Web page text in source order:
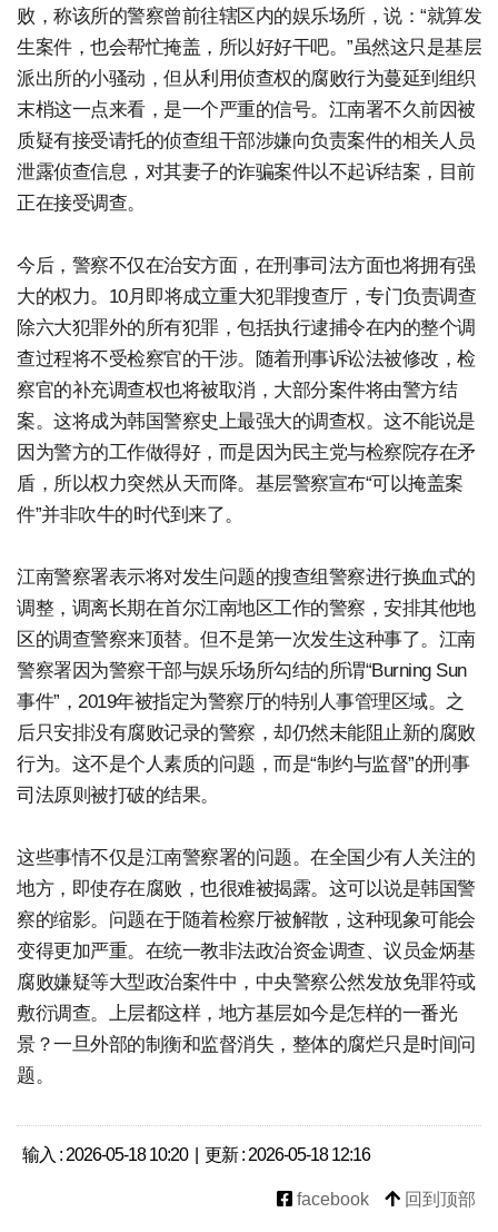
败，称该所的警察曾前往辖区内的娱乐场所，说：“就算发
生案件，也会帮忙掩盖，所以好好干吧。”虽然这只是基层
派出所的小骚动，但从利用侦查权的腐败行为蔓延到组织
末梢这一点来看，是一个严重的信号。江南署不久前因被
质疑有接受请托的侦查组干部涉嫌向负责案件的相关人员
泄露侦查信息，对其妻子的诈骗案件以不起诉结案，目前
正在接受调查。
今后，警察不仅在治安方面，在刑事司法方面也将拥有强
大的权力。10月即将成立重大犯罪搜查厅，专门负责调查
除六大犯罪外的所有犯罪，包括执行逮捕令在内的整个调
查过程将不受检察官的干涉。随着刑事诉讼法被修改，检
察官的补充调查权也将被取消，大部分案件将由警方结
案。这将成为韩国警察史上最强大的调查权。这不能说是
因为警方的工作做得好，而是因为民主党与检察院存在矛
盾，所以权力突然从天而降。基层警察宣布“可以掩盖案
件”并非吹牛的时代到来了。
江南警察署表示将对发生问题的搜查组警察进行换血式的
调整，调离长期在首尔江南地区工作的警察，安排其他地
区的调查警察来顶替。但不是第一次发生这种事了。江南
警察署因为警察干部与娱乐场所勾结的所谓“Burning Sun
事件”，2019年被指定为警察厅的特别人事管理区域。之
后只安排没有腐败记录的警察，却仍然未能阻止新的腐败
行为。这不是个人素质的问题，而是“制约与监督”的刑事
司法原则被打破的结果。
这些事情不仅是江南警察署的问题。在全国少有人关注的
地方，即使存在腐败，也很难被揭露。这可以说是韩国警
察的缩影。问题在于随着检察厅被解散，这种现象可能会
变得更加严重。在统一教非法政治资金调查、议员金炳基
腐败嫌疑等大型政治案件中，中央警察公然发放免罪符或
敷衍调查。上层都这样，地方基层如今是怎样的一番光
景？一旦外部的制衡和监督消失，整体的腐烂只是时间问
题。
输入 : 2026-05-18 10:20 | 更新 : 2026-05-18 12:16
facebook 回到顶部